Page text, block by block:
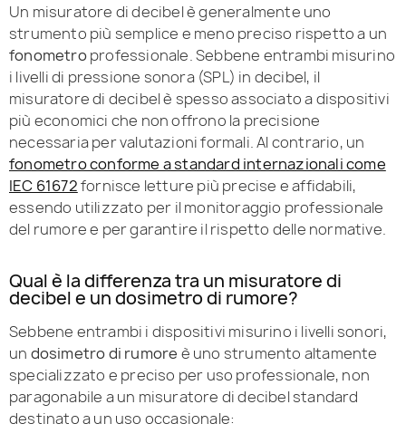
Un misuratore di decibel è generalmente uno
strumento più semplice e meno preciso rispetto a un
fonometroprofessionale. Sebbene entrambi misurino
i livelli di pressione sonora (SPL) in decibel, il
misuratore di decibel è spesso associato a dispositivi
più economici che non offrono la precisione
necessaria per valutazioni formali. Al contrario, un
fonometro conforme a standard internazionali come
IEC 61672fornisce letture più precise e affidabili,
essendo utilizzato per il monitoraggio professionale
del rumore e per garantire il rispetto delle normative.
Qual è la differenza tra un misuratore di
decibel e un dosimetro di rumore?
Sebbene entrambi i dispositivi misurino i livelli sonori,
un dosimetro di rumore è uno strumento altamente
specializzato e preciso per uso professionale, non
paragonabile a un misuratore di decibel standard
destinato a un uso occasionale: